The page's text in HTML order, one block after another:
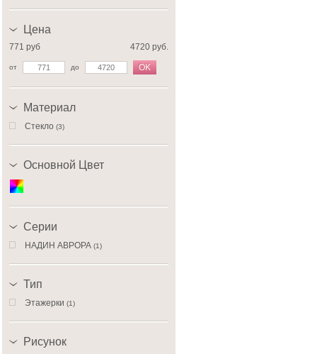
Цена
771 руб 4720 руб.
от до OK
Материал
Стекло (3)
Основной Цвет
Серии
НАДИН АВРОРА (1)
Тип
Этажерки (1)
Рисунок